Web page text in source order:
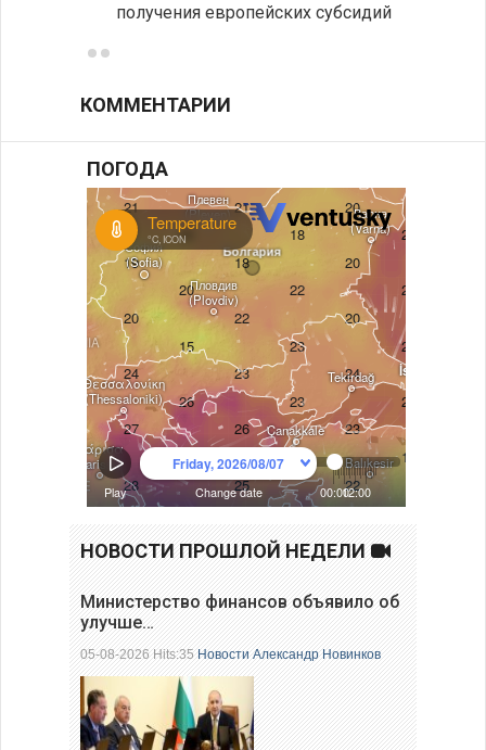
получения европейских субсидий
КОММЕНТАРИИ
ПОГОДА
НОВОСТИ ПРОШЛОЙ НЕДЕЛИ
Министерство финансов объявило об
улучше…
05-08-2026 Hits:35Новости Александр Новинков